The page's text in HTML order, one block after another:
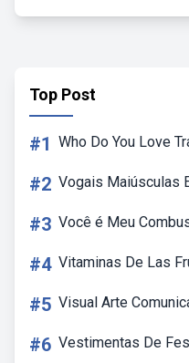
Top Post
#1 Who Do You Love
#2 Vogais Maiúsculas
#3 Você é Meu
#4 Vitaminas De Las
#5 Visual Arte
#6 Vestimentas De